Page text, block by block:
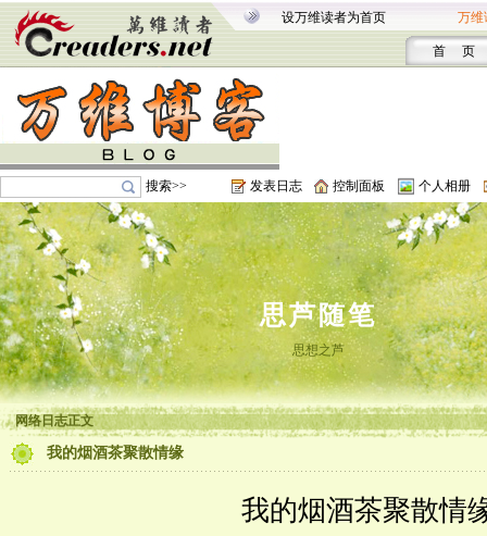
设万维读者为首页 万维
首 页
搜索>> 发表日志 控制面板 个人相册
思芦随笔
思想之芦
网络日志正文
我的烟酒茶聚散情缘
我的烟酒茶聚散情